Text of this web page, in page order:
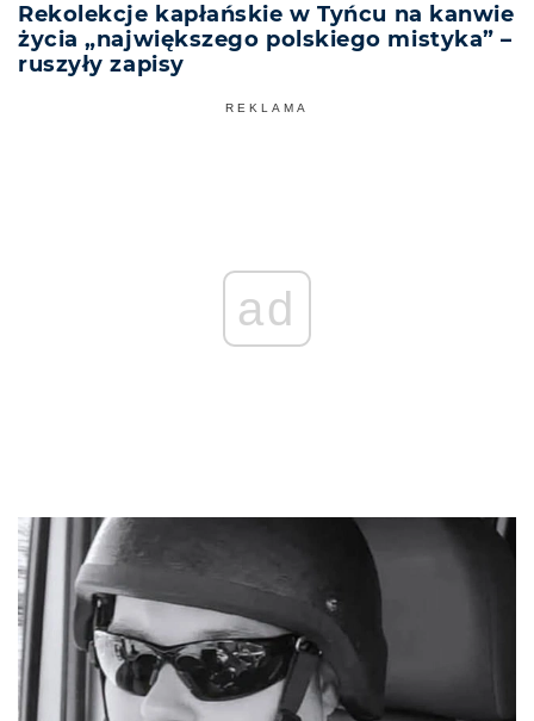
Rekolekcje kapłańskie w Tyńcu na kanwie
życia „największego polskiego mistyka” –
ruszyły zapisy
REKLAMA
ad